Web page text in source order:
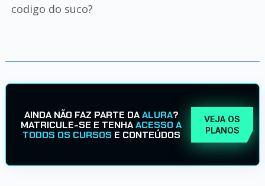
codigo do suco?
AINDA NÃO FAZ PARTE DAALURA?
MATRICULE-SE E TENHAACESSO A
TODOS OS CURSOS E CONTEÚDOS
VEJA OS
PLANOS